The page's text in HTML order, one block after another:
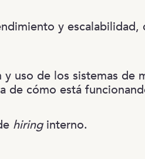
y escalabilidad,
uso de los sistemas de
de cómo está
hiringinterno.